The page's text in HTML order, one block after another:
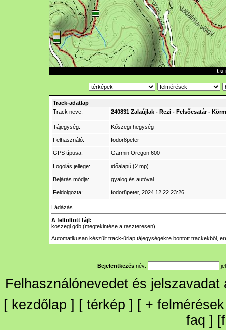
t u
Track-adatlap
Track neve:
240831 Zalaújlak - Rezi - Felsőcsatár -
Tájegység: Kőszegi-hegység
Felhasználó: fodor8peter
GPS típusa: Garmin Oregon 600
Logolás jellege: időalapú (2 mp)
Bejárás módja: gyalog és autóval
Feldolgozta: fodor8peter, 2024.12.22 23:26
Ládázás.
A feltöltött fájl:
koszegi.gdb (megtekintése a raszteresen)
Automatikusan készült track-űrlap tájegységekre bontott trackekből,
Bejelentkezés név:
Felhasználónevedet és
[ kezdőlap ] [ térkép ] [ + felmérések
faq ] [